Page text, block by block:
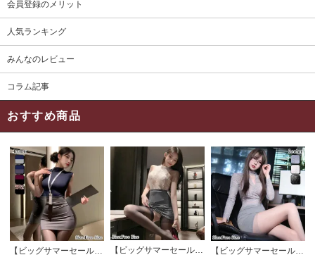
会員登録のメリット
人気ランキング
みんなのレビュー
コラム記事
おすすめ商品
【ビッグサマーセール対象品】セクシーコスプレ(SEXYCOSPLAY) 4421
【ビッグサマーセール対象品】セクシーコスプレ(SEXYCOSPLAY) 4191
【ビッグサマーセール対象品】セクシーコスプレ(SEXYCOSPLAY) 4173